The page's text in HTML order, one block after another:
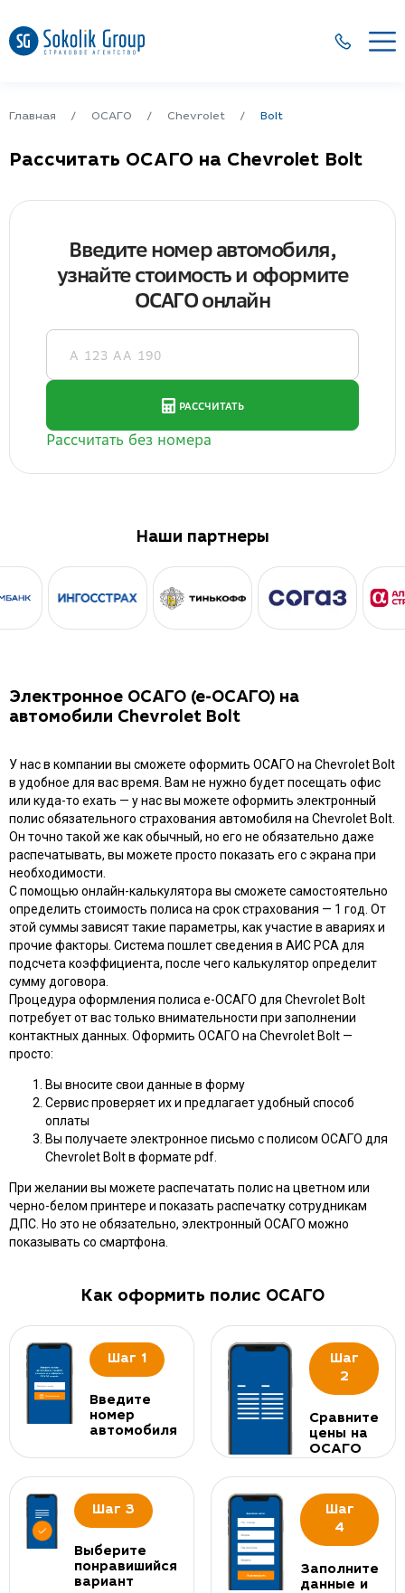
Главная ОСАГО Chevrolet Bolt
Рассчитать ОСАГО на Chevrolet Bolt
Наши партнеры
Электронное ОСАГО (е-ОСАГО) на
автомобили Chevrolet Bolt
У нас в компании вы сможете оформить ОСАГО на Chevrolet Bolt
в удобное для вас время. Вам не нужно будет посещать офис
или куда-то ехать — у нас вы можете оформить электронный
полис обязательного страхования автомобиля на Chevrolet Bolt.
Он точно такой же как обычный, но его не обязательно даже
распечатывать, вы можете просто показать его с экрана при
необходимости.
С помощью онлайн-калькулятора вы сможете самостоятельно
определить стоимость полиса на срок страхования — 1 год. От
этой суммы зависят такие параметры, как участие в авариях и
прочие факторы. Система пошлет сведения в АИС РСА для
подсчета коэффициента, после чего калькулятор определит
сумму договора.
Процедура оформления полиса e-ОСАГО для Chevrolet Bolt
потребует от вас только внимательности при заполнении
контактных данных. Оформить ОСАГО на Chevrolet Bolt —
просто:
Вы вносите свои данные в форму
Сервис проверяет их и предлагает удобный способ
оплаты
Вы получаете электронное письмо с полисом ОСАГО для
Chevrolet Bolt в формате pdf.
При желании вы можете распечатать полис на цветном или
черно-белом принтере и показать распечатку сотрудникам
ДПС. Но это не обязательно, электронный ОСАГО можно
показывать со смартфона.
Как оформить полис ОСАГО
Шаг 1
Введите
номер
автомобиля
Шаг
2
Сравните
цены на
ОСАГО
Шаг 3
Выберите
понравишийся
вариант
Шаг
4
Заполните
данные и